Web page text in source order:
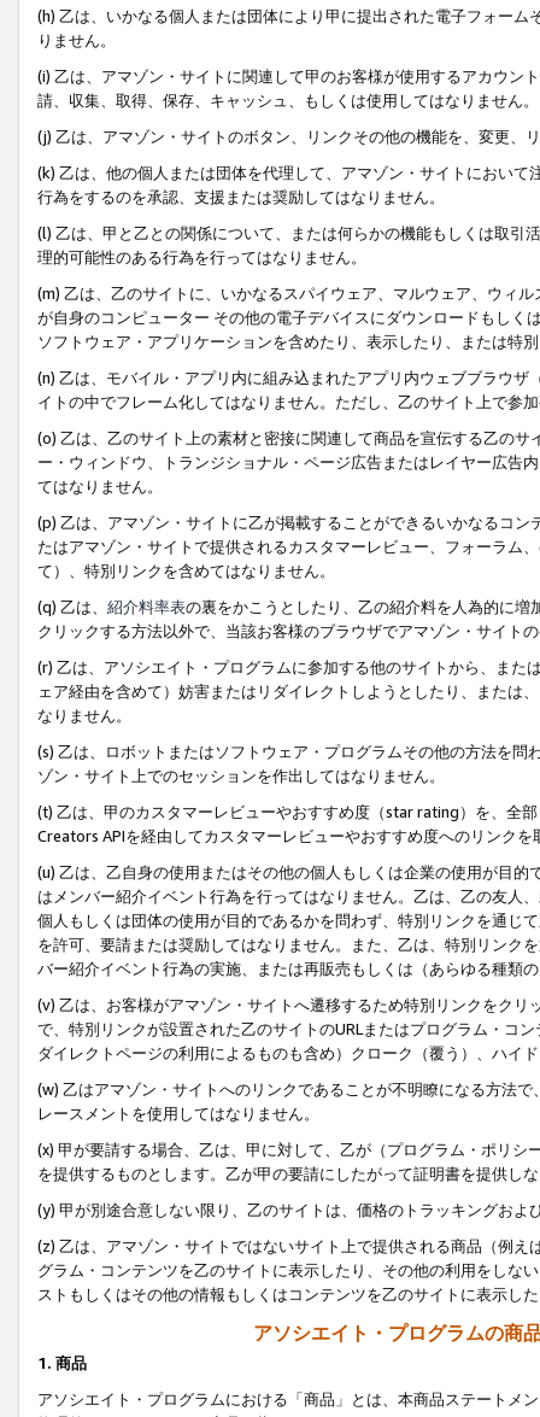
(h) 乙は、いかなる個人または団体により甲に提出された電子フォー
りません。
(i) 乙は、アマゾン・サイトに関連して甲のお客様が使用するアカウン
請、収集、取得、保存、キャッシュ、もしくは使用してはなりません。
(j) 乙は、アマゾン・サイトのボタン、リンクその他の機能を、変更、
(k) 乙は、他の個人または団体を代理して、アマゾン・サイトにおい
行為をするのを承認、支援または奨励してはなりません。
(l) 乙は、甲と乙との関係について、または何らかの機能もしくは取
理的可能性のある行為を行ってはなりません。
(m) 乙は、乙のサイトに、いかなるスパイウェア、マルウェア、ウィ
が自身のコンピューター その他の電子デバイスにダウンロードもし
ソフトウェア・アプリケーションを含めたり、表示したり、または特
(n) 乙は、モバイル・アプリ内に組み込まれたアプリ内ウェブブラウ
イトの中でフレーム化してはなりません。ただし、乙のサイト上で参
(o) 乙は、乙のサイト上の素材と密接に関連して商品を宣伝する乙の
ー・ウィンドウ、トランジショナル・ページ広告またはレイヤー広告
てはなりません。
(p) 乙は、アマゾン・サイトに乙が掲載することができるいかなるコ
たはアマゾン・サイトで提供されるカスタマーレビュー、フォーラム
て）、特別リンクを含めてはなりません。
(q) 乙は、 紹介料率表の裏をかこうとしたり、乙の紹介料を人為的に
クリックする方法以外で、当該お客様のブラウザでアマゾン・サイト
(r) 乙は、アソシエイト・プログラムに参加する他のサイトから、ま
ェア経由を含めて）妨害またはリダイレクトしようとしたり、または
なりません。
(s) 乙は、ロボットまたはソフトウェア・プログラムその他の方法を
ゾン・サイト上でのセッションを作出してはなりません。
(t) 乙は、甲のカスタマーレビューやおすすめ度（star rating）を、全
Creators APIを経由してカスタマーレビューやおすすめ度へのリンクを
(u) 乙は、乙自身の使用またはその他の個人もしくは企業の使用が目
はメンバー紹介イベント行為を行ってはなりません。乙は、乙の友人
個人もしくは団体の使用が目的であるかを問わず、特別リンクを通じ
を許可、要請または奨励してはなりません。また、乙は、特別リンク
バー紹介イベント行為の実施、または再販売もしくは（あらゆる種類
(v) 乙は、お客様がアマゾン・サイトへ遷移するため特別リンクをク
で、特別リンクが設置された乙のサイトのURLまたはプログラム・コ
ダイレクトページの利用によるものも含め）クローク（覆う）、ハイ
(w) 乙はアマゾン・サイトへのリンクであることが不明瞭になる方法
レースメントを使用してはなりません。
(x) 甲が要請する場合、乙は、甲に対して、乙が（プログラム・ポリ
を提供するものとします。乙が甲の要請にしたがって証明書を提供し
(y) 甲が別途合意しない限り、乙のサイトは、価格のトラッキングお
(z) 乙は、アマゾン・サイトではないサイト上で提供される商品（例
グラム・コンテンツを乙のサイトに表示したり、その他の利用をしな
ストもしくはその他の情報もしくはコンテンツを乙のサイトに表示し
アソシエイト・プログラムの商
1. 商品
アソシエイト・プログラムにおける「商品」とは、本商品ステートメ